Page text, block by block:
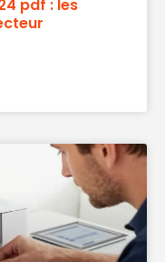
pdf : les